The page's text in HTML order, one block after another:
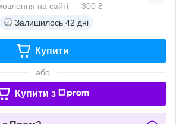
на сайті — 300 ₴
Залишилось 42 дні
Купити
або
Купити з